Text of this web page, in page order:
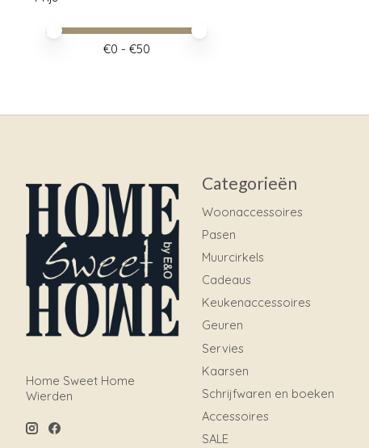
Minimale prijswaarde
Price maximum value
€0 - €50
Home Sweet Home
Wierden
Categorieën
Woonaccessoires
Pasen
Muurcirkels
Cadeaus
Keukenaccessoires
Geuren
Servies
Kaarsen
Schrijfwaren en boeken
Accessoires
SALE